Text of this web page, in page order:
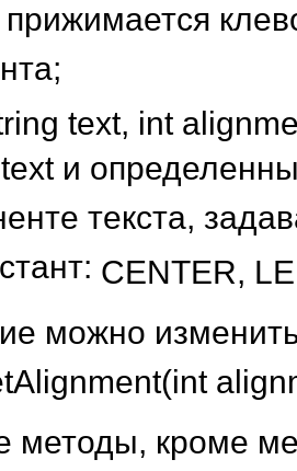
text, int
text и
текста,
CENTER,
можно
методы, кроме